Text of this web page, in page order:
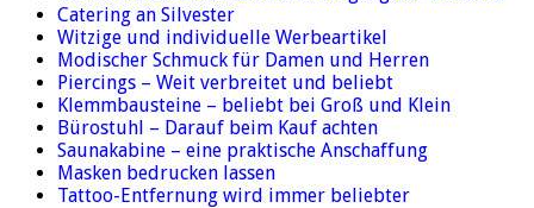
Catering an Silvester
Witzige und individuelle Werbeartikel
Modischer Schmuck für Damen und Herren
Piercings – Weit verbreitet und beliebt
Klemmbausteine – beliebt bei Groß und Klein
Bürostuhl – Darauf beim Kauf achten
Saunakabine – eine praktische Anschaffung
Masken bedrucken lassen
Tattoo-Entfernung wird immer beliebter